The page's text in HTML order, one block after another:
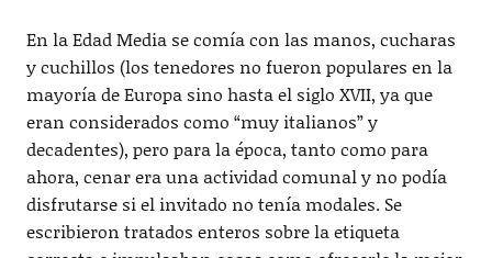
En la Edad Media se comía con las manos, cucharas
y cuchillos (los tenedores no fueron populares en la
mayoría de Europa sino hasta el siglo XVII, ya que
eran considerados como “muy italianos” y
decadentes), pero para la época, tanto como para
ahora, cenar era una actividad comunal y no podía
disfrutarse si el invitado no tenía modales. Se
escribieron tratados enteros sobre la etiqueta